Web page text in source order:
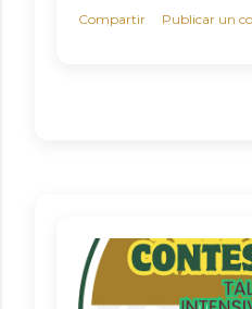
Compartir Publicar un